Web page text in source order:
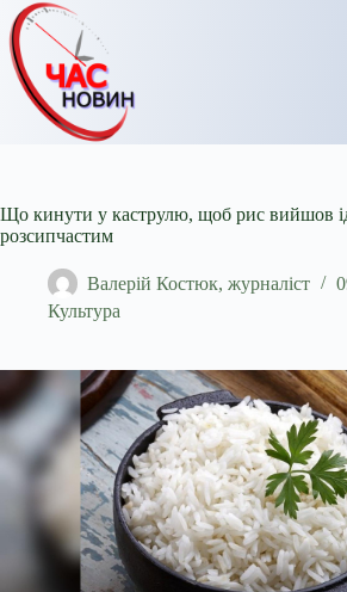
Перейти
до
вмісту
Що кинути у каструлю, щоб рис вийшов
розсипчастим
Валерій Костюк, журналіст
Культура